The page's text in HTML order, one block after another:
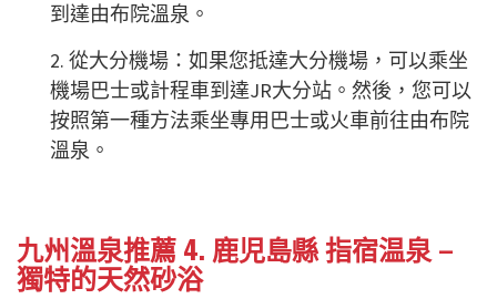
到達由布院溫泉。
2. 從大分機場：如果您抵達大分機場，可以乘坐
機場巴士或計程車到達JR大分站。然後，您可以
按照第一種方法乘坐專用巴士或火車前往由布院
溫泉。
九州溫泉推薦 4. 鹿児島縣 指宿温泉 –
獨特的天然砂浴